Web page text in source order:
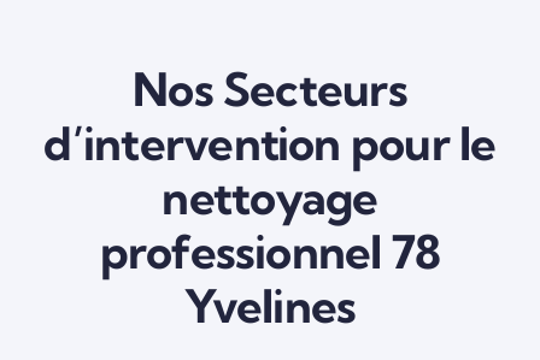
Nos Secteurs
d’intervention pour le
nettoyage
professionnel 78
Yvelines